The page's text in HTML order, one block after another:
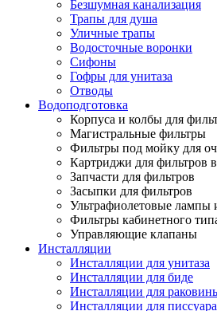
Безшумная канализация
Трапы для душа
Уличные трапы
Водосточные воронки
Сифоны
Гофры для унитаза
Отводы
Водоподготовка
Корпуса и колбы для
Магистральные фильтры
Фильтры под мойку для
Картриджи для фильтров
Запчасти для фильтров
Засыпки для фильтров
Ультрафиолетовые лампы
Фильтры кабинетного
Управляющие клапаны
Инсталляции
Инсталляции для унитаза
Инсталляции для биде
Инсталляции для
Инсталляции для писсуара